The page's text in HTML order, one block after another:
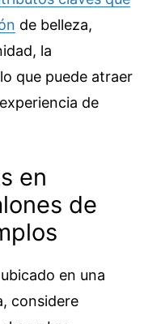
de belleza,
la
que puede atraer
de
en
de
en una
considere